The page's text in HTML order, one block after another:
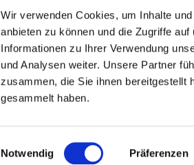
Wir verwenden Cookies, um Inhalte
anbieten zu können und die Zugriffe
Informationen zu Ihrer Verwendung
und Analysen weiter. Unsere Partner
zusammen, die Sie ihnen bereitgestellt
gesammelt haben.
Einwilligungsauswahl
Notwendig Präferenzen